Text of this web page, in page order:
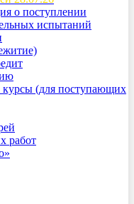
о поступлении
испытаний
курсы (для поступающих
работ